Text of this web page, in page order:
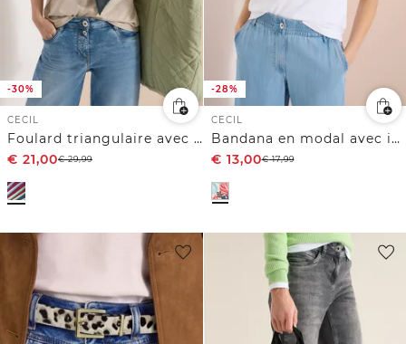
-30%
CECIL
Foulard triangulaire avec motif graphique
€ 21,00€29,99
-28%
CECIL
Bandana en modal avec imprimé
€ 13,00€17,99